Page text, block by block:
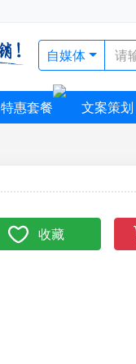
自媒体
特惠套餐 文案策划
收藏